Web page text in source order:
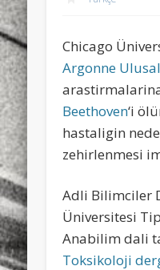
technology travel
visual arts web
Friendly Pages &
for the next few days..
Chicago
Argonne
Beethoven‘i
hastaligin
zehirlenmesi
Adli Bilimciler
Üniversitesi
Anabilim dali
Toksikoloji